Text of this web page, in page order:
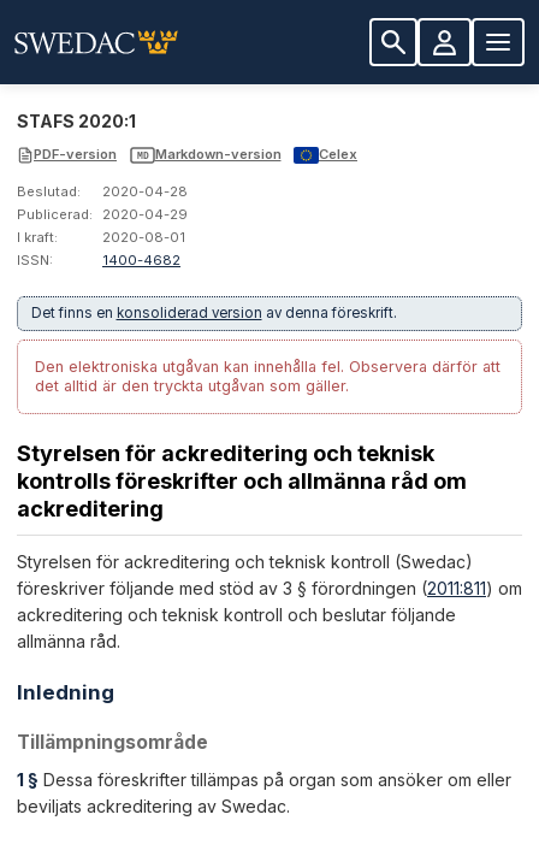
STAFS 2020:1
PDF-version MD Markdown-version Celex
Beslutad:
2020-04-28
Publicerad:
2020-04-29
I kraft:
2020-08-01
ISSN:
1400-4682
Det finns en konsoliderad version av denna föreskrift.
Den elektroniska utgåvan kan innehålla fel. Observera därför att
det alltid är den tryckta utgåvan som gäller.
Styrelsen för ackreditering och teknisk
kontrolls föreskrifter och allmänna råd om
ackreditering
Styrelsen för ackreditering och teknisk kontroll (Swedac)
föreskriver följande med stöd av 3 § förordningen (2011:811) om
ackreditering och teknisk kontroll och beslutar följande
allmänna råd.
Inledning
Tillämpningsområde
1 § Dessa föreskrifter tillämpas på organ som ansöker om eller
beviljats ackreditering av Swedac.